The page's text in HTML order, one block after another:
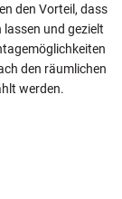
den Vorteil, dass
und gezielt
den räumlichen
werden.